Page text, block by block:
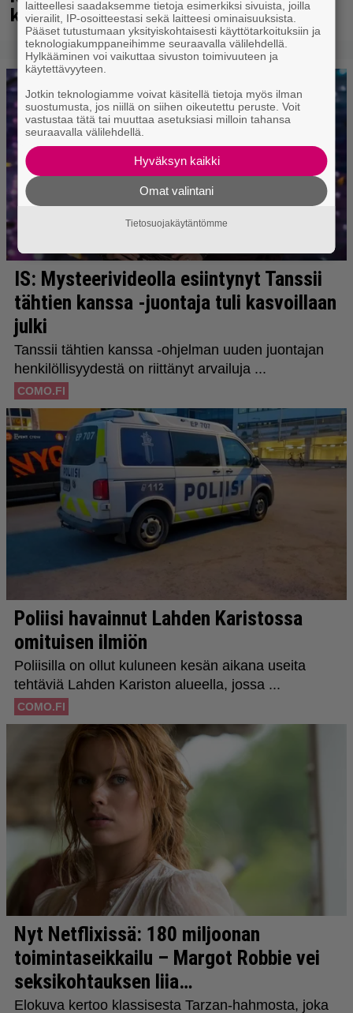
kuussa dokumentti
laitteellesi saadaksemme tietoja esimerkiksi sivuista, joilla
vierailit, IP-osoitteestasi sekä laitteesi ominaisuuksista.
Pääset tutustumaan yksityiskohtaisesti käyttötarkoituksiin ja
teknologiakumppaneihimme seuraavalla välilehdellä.
Hylkääminen voi vaikuttaa sivuston toimivuuteen ja
käytettävyyteen.
Jotkin teknologiamme voivat käsitellä tietoja myös ilman
suostumusta, jos niillä on siihen oikeutettu peruste. Voit
vastustaa tätä tai muuttaa asetuksiasi milloin tahansa
seuraavalla välilehdellä.
Hyväksyn kaikki
Omat valintani
Tietosuojakäytäntömme